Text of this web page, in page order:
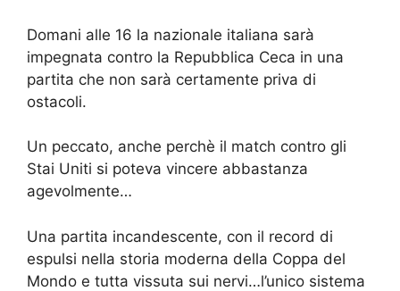
Domani alle 16 la nazionale italiana sarà
impegnata contro la Repubblica Ceca in una
partita che non sarà certamente priva di
ostacoli.
Un peccato, anche perchè il match contro gli
Stai Uniti si poteva vincere abbastanza
agevolmente…
Una partita incandescente, con il record di
espulsi nella storia moderna della Coppa del
Mondo e tutta vissuta sui nervi…l’unico sistema